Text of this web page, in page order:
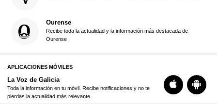
Ourense
Recibe toda la actualidad y la información más destacada de
Ourense
APLICACIONES MÓVILES
La Voz de Galicia
Toda la información en tu móvil. Recibe notificaciones y no te
pierdas la actualidad más relevante